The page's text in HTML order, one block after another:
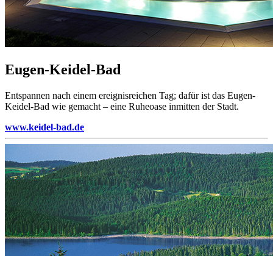
Eugen-Keidel-Bad
Entspannen nach einem ereignisreichen Tag; dafür ist das Eugen-
Keidel-Bad wie gemacht – eine Ruheoase inmitten der Stadt.
www.keidel-bad.de